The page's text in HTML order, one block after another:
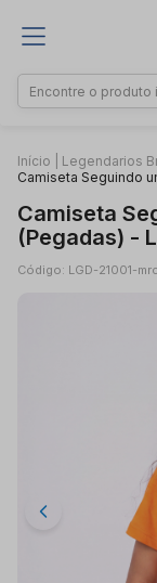
Início | Legendarios
Camiseta Seguindo
Camiseta
(Pegadas) -
Código: LGD-21001-